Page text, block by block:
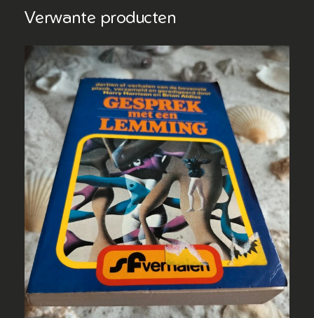
m
–
s
i
f
i
s
t
o
i
e
s
f
r
o
Verwante producten